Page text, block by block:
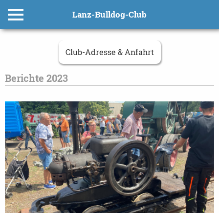
Lanz-Bulldog-Club
Club-Adresse & Anfahrt
Berichte 2023